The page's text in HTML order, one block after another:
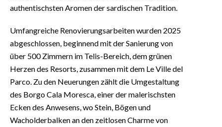
authentischsten Aromen der sardischen Tradition.
Umfangreiche Renovierungsarbeiten wurden 2025
abgeschlossen, beginnend mit der Sanierung von
über 500 Zimmern im Telis-Bereich, dem grünen
Herzen des Resorts, zusammen mit dem Le Ville del
Parco. Zu den Neuerungen zählt die Umgestaltung
des Borgo Cala Moresca, einer der malerischsten
Ecken des Anwesens, wo Stein, Bögen und
Wacholderbalken an den zeitlosen Charme von